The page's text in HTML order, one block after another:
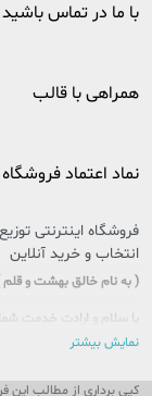
با ما در تماس باشید
همراهی با قالب
نماد اعتماد فروشگاه
فروشگاه اینترنتی
انتخاب و خرید آنلاین
( به نام خالق بهشت و قلم
با سلام و ارادت خدمت
نمایش بیشتر
کپی برداری از مطالب